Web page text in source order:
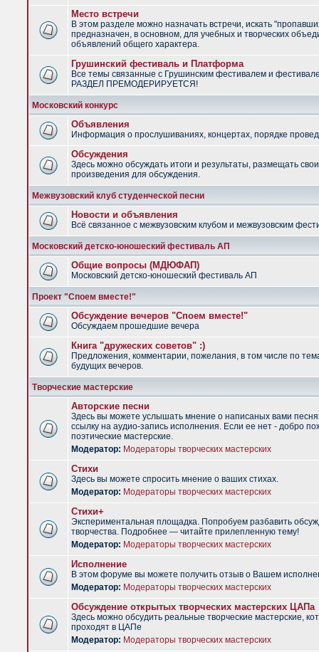
Место встречи
В этом разделе можно назначать встречи, искать
предназначен, в основном, для учебных и творческих
объявлений общего характера.
Грушинский фестиваль и Платформа
Все темы связанные с Грушинским фестивалем и
РАЗДЕЛ ПРЕМОДЕРИРУЕТСЯ!
Московский конкурс
Объявления
Информация о прослушиваниях, концертах, порядке
Обсуждения
Здесь можно обсуждать итоги и результаты, размещать
произведения для обсуждения.
Межвузовский клуб студенческой песни
Новости и объявления
Всё связанное с межвузовским клубом и межвузовским
Московский детско-юношеский фестиваль АП
Общие вопросы (МДЮФАП)
Московский детско-юношеский фестиваль АП
Проект "Споем вместе!"
Обсуждение вечеров "Споем вместе!"
Обсуждаем прошедшие вечера
Книга "дружеских советов" :)
Предложения, комментарии, пожелания, в том числе по
будущих вечеров.
Творческие мастерские
Авторские песни
Здесь вы можете услышать мнение о написаных вами
ссылку на аудио-запись исполнения. Если ее нет - добро
поэтические мастерские.
Модератор: Модераторы творческих мастерских
Стихи
Здесь вы можете спросить мнение о ваших стихах.
Модератор: Модераторы творческих мастерских
Стихи+
Экспериментальная площадка. Попробуем разбавить
творчества. Подробнее — читайте прилепленную тему!
Модератор: Модераторы творческих мастерских
Исполнение
В этом форуме вы можете получить отзыв о Вашем
Модератор: Модераторы творческих мастерских
Обсуждение открытых творческих мастерских ЦАПа
Здесь можно обсудить реальные творческие мастерские,
проходят в ЦАПе
Модератор: Модераторы творческих мастерских